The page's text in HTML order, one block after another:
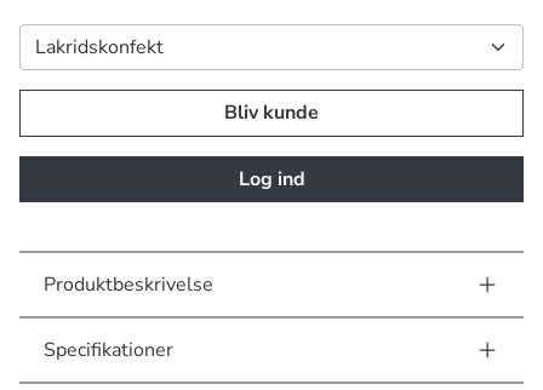
Bliv kunde
Log ind
Produktbeskrivelse
Specifikationer